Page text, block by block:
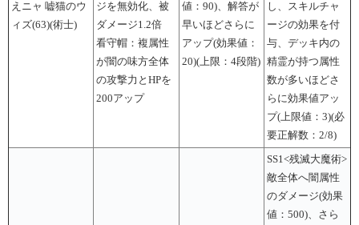
えニャ 嘘猫のウ
ィズ(63)(術士)
ジを無効化、被
ダメージ1.2倍
看守帽：複属性
が闇の味方全体
の攻撃力とHPを
200アップ
値：90)、解答が
早いほどさらに
アップ(効果値：
20)(上限：4段階)
し、スキルチャ
ージの効果を付
与、デッキ内の
精霊が持つ属性
数が多いほどさ
らに効果値アッ
プ(上限値：3)(必
要正解数：2/8)
SS1<残滅大魔術>
敵全体へ闇属性
のダメージ(効果
値：500)、さら